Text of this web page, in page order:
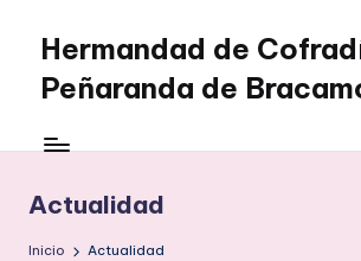
Saltar
contenido
Hermandad de
Peñaranda de
Actualidad
Inicio Actualidad